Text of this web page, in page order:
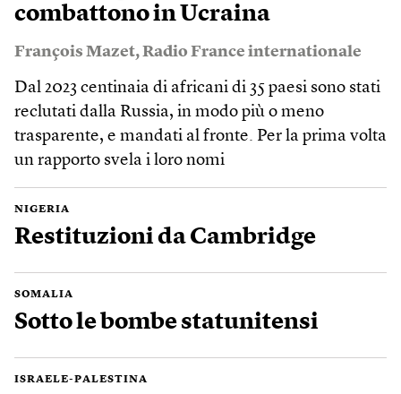
combattono in Ucraina
François Mazet,Radio France internationale
Dal 2023 centinaia di africani di 35 paesi sono stati
reclutati dalla Russia, in modo più o meno
trasparente, e mandati al fronte. Per la prima volta
un rapporto svela i loro nomi
NIGERIA
Restituzioni da Cambridge
SOMALIA
Sotto le bombe statunitensi
ISRAELE-PALESTINA